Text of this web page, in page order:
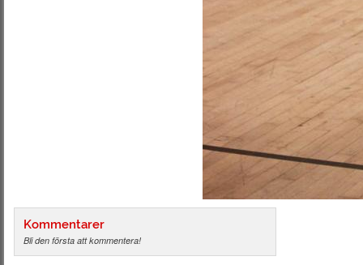
Kommentarer
Bli den första att kommentera!